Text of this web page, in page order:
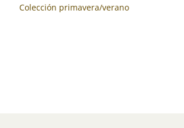
Colección primavera/verano